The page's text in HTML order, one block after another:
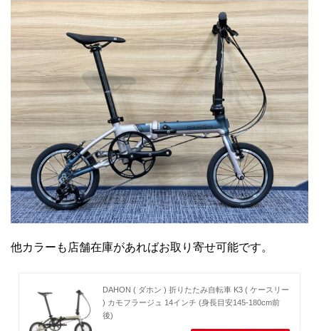
他カラーも店舗在庫があればお取り寄せ可能です。
DAHON ( ダホン ) 折りたたみ自転車 K3 ( ケースリー
) カモフラージュ 14インチ (身長目安145-180cm前
後)